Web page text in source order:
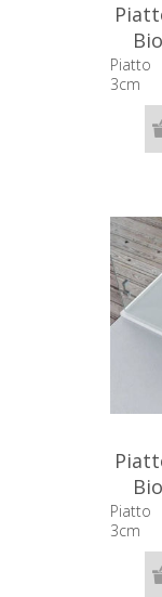
Piatto
3cm
Piatto
3cm